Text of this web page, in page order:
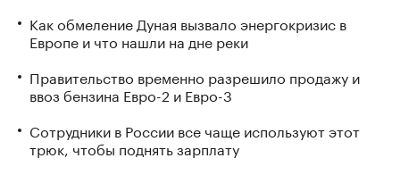
Как обмеление Дуная вызвало энергокризис в
Европе и что нашли на дне реки
Правительство временно разрешило продажу и
ввоз бензина Евро-2 и Евро-3
Сотрудники в России все чаще используют этот
трюк, чтобы поднять зарплату